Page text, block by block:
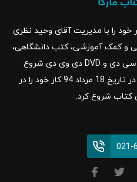
کتاب مارکا در سال 1383 کار خود را با مدیریت آقای وحید نظری
و کمک آموزشی، کتب دانشگاهی،
کتابهای زبان خارجه، انواع CD سی دی و DVD دی وی دی شروع
کرد.فروشگاه آنلاین کتاب مارکا در تاریخ 18 مرداد 94 کار خود را در
کتاب شروع کرد.
021-